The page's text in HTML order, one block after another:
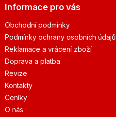
Informace pro vás
Obchodní podmínky
Podmínky ochrany osobních údajů
Reklamace a vrácení zboží
Doprava a platba
Revize
Kontakty
Ceníky
O nás